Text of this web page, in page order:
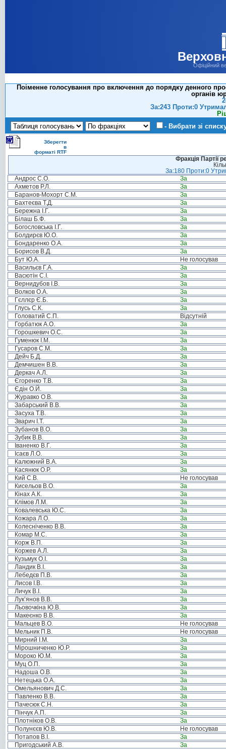
Офіційний
Поіменне голосування про включення до порядку денного
органів
За:243 Проти:0
- Вибрати зі
Зберегти
в
форматі RTF
Фракція Партії
За:180 Проти:0
Андрос С.О.
За
Ахметов Р.Л.
За
Баранов-Мохорт С.М.
За
Бахтеєва Т.Д.
За
Бережна І.Г.
За
Білаш Б.Ф.
За
Богословська І.Г.
За
Болдирєв Ю.О.
За
Бондаренко О.А.
За
Борисов В.Д.
За
Бут Ю.А.
Не голосував
Васильєв Г.А.
За
Васютін С.І.
За
Вернидубов І.В.
За
Волков О.А.
За
Гєллєр Є.Б.
За
Глусь С.К.
За
Головатий С.П.
Відсутній
Горбатюк А.О.
За
Горошкевич О.С.
За
Гуменюк І.М.
За
Гусаров С.М.
За
Дейч Б.Д.
За
Демчишен В.В.
За
Деркач А.Л.
За
Єгоренко Т.В.
За
Єдін О.Й.
За
Журавко О.В.
За
Забарський В.В.
За
Засуха Т.В.
За
Зварич І.Т.
За
Зубанов В.О.
За
Зубик В.В.
За
Іваненко В.Г.
За
Ісаєв Л.О.
За
Калюжний В.А.
За
Касянюк О.Р.
За
Кий С.В.
Не голосував
Кисельов В.О.
За
Кінах А.К.
За
Клімов Л.М.
За
Ковалевська Ю.С.
За
Кожара Л.О.
За
Колесніченко В.В.
За
Комар М.С.
За
Корж В.П.
За
Коржев А.Л.
За
Кузьмук О.І.
За
Ландик В.І.
За
Лебедєв П.В.
За
Лисов І.В.
За
Личук В.І.
За
Лук’янов В.В.
За
Льовочкіна Ю.В.
За
Макеєнко В.В.
За
Мальцев В.О.
Не голосував
Мельник П.В.
Не голосував
Мирний І.М.
За
Мірошниченко Ю.Р.
За
Мороко Ю.М.
За
Муц О.П.
За
Надоша О.В.
За
Нетецька О.А.
За
Омельянович Д.С.
За
Павленко В.В.
За
Пачесюк С.Н.
За
Пінчук А.П.
За
Плотніков О.В.
За
Полунєєв Ю.В.
Не голосував
Потапов В.І.
За
Пригодський А.В.
За